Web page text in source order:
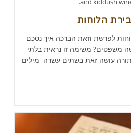
הלוחות
לפרשת וזאת הברכה איך נסכם
משפטים? משימה זו נראית בלתי
עושה זאת בשתים עשרה מילים